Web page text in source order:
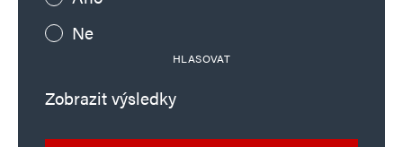
Ne
HLASOVAT
Zobrazit výsledky